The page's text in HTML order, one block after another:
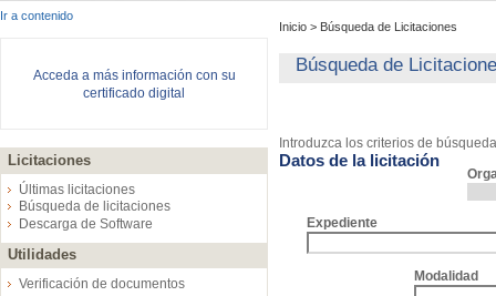
Ir a contenido
Acceda a más información con su
certificado digital
Licitaciones
Últimas licitaciones
Búsqueda de licitaciones
Descarga de Software
Utilidades
Verificación de documentos
Inicio > Búsqueda de Licitaciones
Búsqueda de
Introduzca los criterios de
Datos de la licitación
Expediente
Modalidad